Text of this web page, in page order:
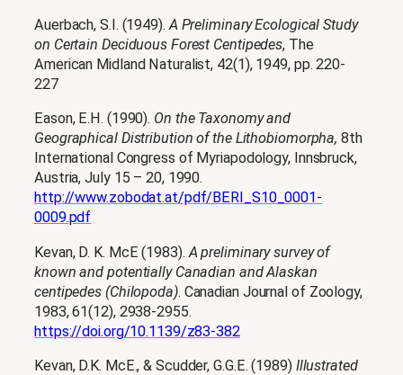
Auerbach, S.I. (1949).A Preliminary Ecological Study
on Certain Deciduous Forest Centipedes, The
American Midland Naturalist, 42(1), 1949, pp. 220-
227
Eason, E.H. (1990). On the Taxonomy and
Geographical Distribution of the Lithobiomorpha, 8th
International Congress of Myriapodology, Innsbruck,
Austria, July 15 – 20, 1990.
http://www.zobodat.at/pdf/BERI_S10_0001-
0009.pdf
Kevan, D. K. McE (1983). A preliminary survey of
known and potentially Canadian and Alaskan
centipedes (Chilopoda). Canadian Journal of Zoology,
1983, 61(12), 2938-2955.
https://doi.org/10.1139/z83-382
Kevan, D.K. McE., & Scudder, G.G.E. (1989)Illustrated